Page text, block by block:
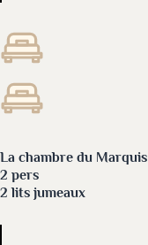
La chambre du Marquis
2 pers
2 lits jumeaux